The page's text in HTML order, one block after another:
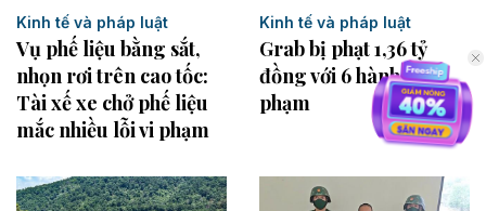
Kinh tế và pháp luật
Vụ phế liệu bằng sắt,
nhọn rơi trên cao tốc:
Tài xế xe chở phế liệu
mắc nhiều lỗi vi phạm
Kinh tế và pháp luật
Grab bị phạt 1,36 tỷ
đồng với 6 hành vi vi
phạm